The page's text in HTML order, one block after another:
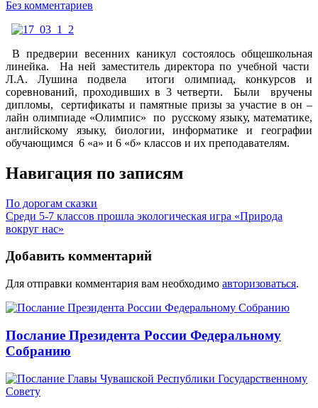
Без комментариев
В предверии весенних каникул состоялось общешкольная
линейка. На ней заместитель директора по учебной части
Л.А. Лушина подвела итоги олимпиад, конкурсов и
соревнований, проходивших в 3 четверти.
Были вручены
дипломы, сертификаты и памятные призы за участие в он –
лайн олимпиаде «Олимпис» по русскому языку, математике,
английскому языку, биологии, информатике и географии
обучающимся 6 «а» и 6 «б» классов и их преподавателям.
Навигация по записям
По дорогам сказки
Среди 5-7 классов прошла экологическая игра «Природа
вокруг нас»
Добавить комментарий
Для отправки комментария вам необходимо авторизоваться.
Послание Президента России Федеральному
Собранию